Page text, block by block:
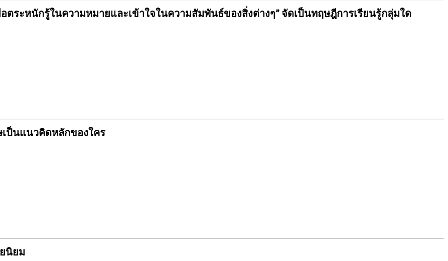
ตระหนักรู้ในความหมายและเข้าใจในความสัมพันธ์ของสิ่งต่างๆ” จัดเป็นทฤษฎีการเรียนรู้กลุ่มใด
เป็นแนวคิดหลักของใคร
นิยม